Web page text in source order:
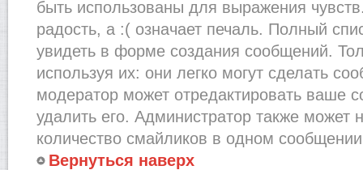
быть использованы для выражения
радость, а :( означает печаль. Полный
увидеть в форме создания сообщений.
используя их: они легко могут сделать
модератор может отредактировать ваше
удалить его. Администратор также может
количество смайликов в одном
Вернуться наверх